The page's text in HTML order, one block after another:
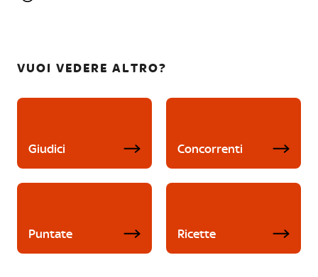
VUOI VEDERE ALTRO?
Giudici Concorrenti
Puntate Ricette